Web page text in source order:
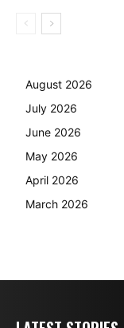
August 2026
July 2026
June 2026
May 2026
April 2026
March 2026